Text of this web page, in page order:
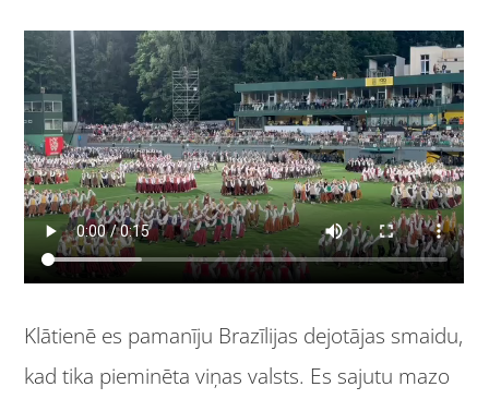
Klātienē es pamanīju Brazīlijas dejotājas smaidu,
kad tika pieminēta viņas valsts. Es sajutu mazo